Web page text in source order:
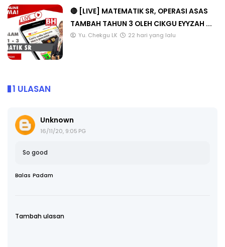
🔴 [LIVE] MATEMATIK SR, OPERASI ASAS
TAMBAH TAHUN 3 OLEH CIKGU EYYZAH ...
Yu. Chekgu LK 22 hari yang lalu
1 ULASAN
Unknown
16/11/20, 9:05 PG
So good
Balas Padam
Tambah ulasan